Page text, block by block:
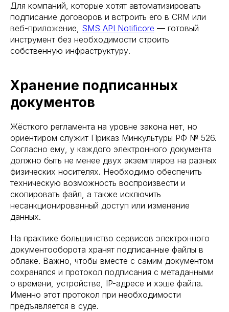
Для компаний, которые хотят автоматизировать
подписание договоров и встроить его в CRM или
веб-приложение, SMS API Notificore — готовый
инструмент без необходимости строить
собственную инфраструктуру.
Хранение подписанных
документов
Жёсткого регламента на уровне закона нет, но
ориентиром служит Приказ Минкультуры РФ № 526.
Согласно ему, у каждого электронного документа
должно быть не менее двух экземпляров на разных
физических носителях. Необходимо обеспечить
техническую возможность воспроизвести и
скопировать файл, а также исключить
несанкционированный доступ или изменение
данных.
На практике большинство сервисов электронного
документооборота хранят подписанные файлы в
облаке. Важно, чтобы вместе с самим документом
сохранялся и протокол подписания с метаданными
о времени, устройстве, IP-адресе и хэше файла.
Именно этот протокол при необходимости
предъявляется в суде.